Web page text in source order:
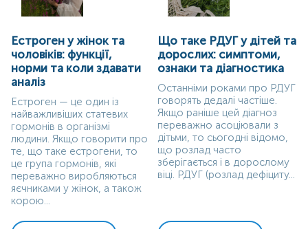
Естроген у жінок та
чоловіків: функції,
норми та коли здавати
аналіз
Естроген — це один із
найважливіших статевих
гормонів в організмі
людини. Якщо говорити про
те, що таке естрогени, то
це група гормонів, які
переважно виробляються
яєчниками у жінок, а також
корою...
Що таке РДУГ у дітей та
дорослих: симптоми,
ознаки та діагностика
Останніми роками про РДУГ
говорять дедалі частіше.
Якщо раніше цей діагноз
переважно асоціювали з
дітьми, то сьогодні відомо,
що розлад часто
зберігається і в дорослому
віці. РДУГ (розлад дефіциту...